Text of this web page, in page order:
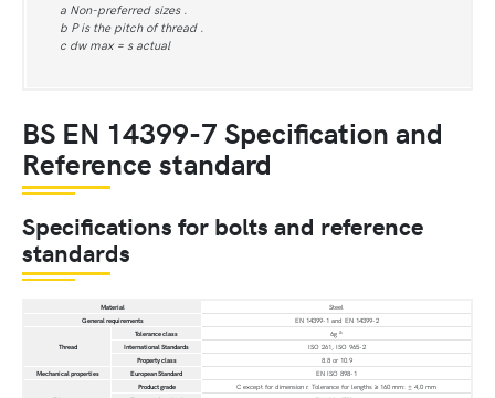
a Non-preferred sizes .
b P is the pitch of thread .
c dw max = s actual
BS EN 14399-7 Specification and
Reference standard
Specifications for bolts and reference
standards
Material
Steel
General requirements
EN 14399-1 and EN 14399-2
Thread
Tolerance class 6g a
International Standards
ISO 261, ISO 965-2
Property class
8.8 or 10.9
Mechanical properties
European Standard EN ISO 898-1
Product grade
C except for dimension r. Tolerance for lengths ≥ 160 mm: ± 4,0 mm